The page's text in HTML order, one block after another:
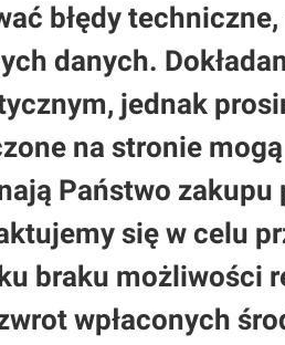
błędy
danych.
jednak
na stronie
Państwo
się w celu
braku możliwości
wpłaconych